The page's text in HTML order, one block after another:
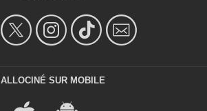
ALLOCINÉ SUR MOBILE